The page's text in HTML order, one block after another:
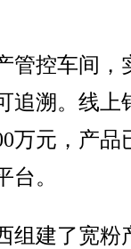
控车间，
追溯。线上
万元，产品
。
建了宽粉